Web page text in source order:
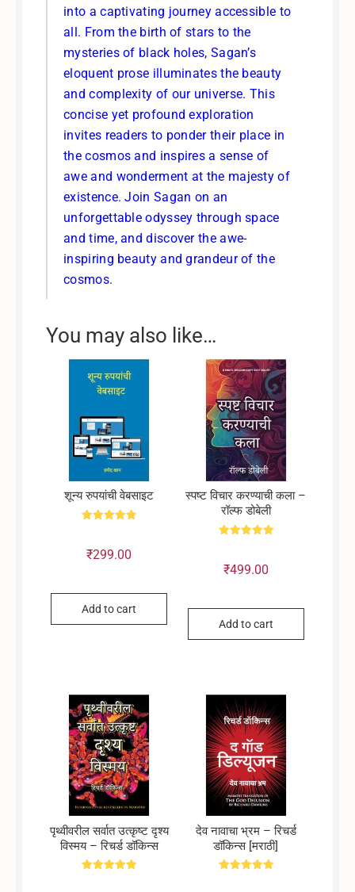
into a captivating journey accessible to
all. From the birth of stars to the
mysteries of black holes, Sagan’s
eloquent prose illuminates the beauty
and complexity of our universe. This
concise yet profound exploration
invites readers to ponder their place in
the cosmos and inspires a sense of
awe and wonderment at the majesty of
existence. Join Sagan on an
unforgettable odyssey through space
and time, and discover the awe-
inspiring beauty and grandeur of the
cosmos.
You may also like…
शून्य रुपयांची वेबसाइट
out of 5
₹299.00
Add to cart
स्पष्ट विचार करण्याची कला –
रॉल्फ डोबेली
out of 5
₹499.00
Add to cart
पृथ्वीवरील सर्वात उत्कृष्ट दृश्य
विस्मय – रिचर्ड डॉकिन्स
देव नावाचा भ्रम – रिचर्ड
डॉकिन्स [मराठी]